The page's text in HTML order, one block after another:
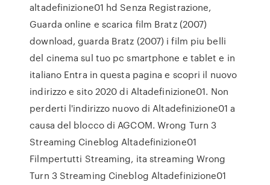
altadefinizione01 hd Senza Registrazione,
Guarda online e scarica film Bratz (2007)
download, guarda Bratz (2007) i film piu belli
del cinema sul tuo pc smartphone e tablet e in
italiano Entra in questa pagina e scopri il nuovo
indirizzo e sito 2020 di Altadefinizione01. Non
perderti l'indirizzo nuovo di Altadefinizione01 a
causa del blocco di AGCOM. Wrong Turn 3
Streaming Cineblog Altadefinizione01
Filmpertutti Streaming, ita streaming Wrong
Turn 3 Streaming Cineblog Altadefinizione01